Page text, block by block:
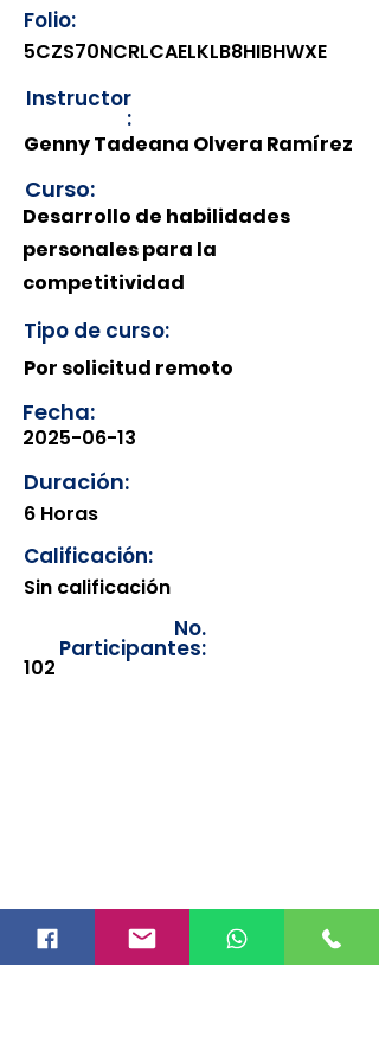
Folio:
5CZS70NCRLCAELKLB8HIBHWXE
Instructor
:
Genny Tadeana Olvera Ramírez
Curso:
Desarrollo de habilidades
personales para la
competitividad
Tipo de curso:
Por solicitud remoto
Fecha:
2025-06-13
Duración:
6 Horas
Calificación:
Sin calificación
No.
Participantes:
102
correspondientes del año en
curso. Si requiere consultar una
constancia de años anteriores, le